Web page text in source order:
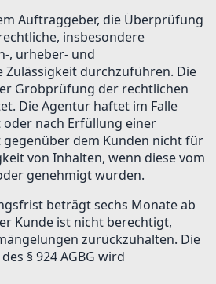
Auftraggeber, die Überprüfung
insbesondere
, urheber- und
durchzuführen. Die
Grobprüfung der rechtlichen
Die Agentur haftet im Falle
nach Erfüllung einer
dem Kunden nicht für
von Inhalten, wenn diese vom
genehmigt wurden.
beträgt sechs Monate ab
Kunde ist nicht berechtigt,
zurückzuhalten. Die
§ 924 AGBG wird